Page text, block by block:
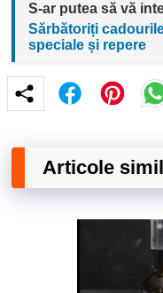
S-ar putea să vă
Sărbătoriți
speciale și repere
Articole